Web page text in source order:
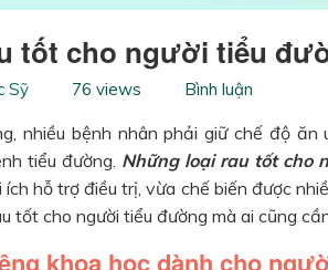
tốt cho người tiểu
Sỹ 76 views Bình luận
nhiều bệnh nhân phải giữ chế độ
tiểu đường. Những loại rau tốt cho
hỗ trợ điều trị, vừa chế biến được
tốt cho người tiểu đường mà ai cũng
khoa học dành cho